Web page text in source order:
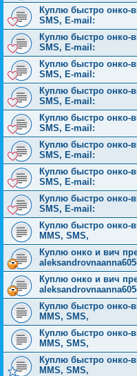
Куплю быстро онко-
SMS, E-mail:
Куплю быстро онко-
SMS, E-mail:
Куплю быстро онко-
SMS, E-mail:
Куплю быстро онко-
SMS, E-mail:
Куплю быстро онко-
SMS, E-mail:
Куплю быстро онко-
SMS, E-mail:
Куплю быстро онко-
SMS, E-mail:
Куплю быстро онко-
SMS, E-mail:
Куплю быстро онко-
MMS, SMS,
Куплю онко и вич
Куплю онко и вич
Куплю быстро онко-
MMS, SMS,
Куплю быстро онко-
MMS, SMS,
Куплю быстро онко-
MMS, SMS,